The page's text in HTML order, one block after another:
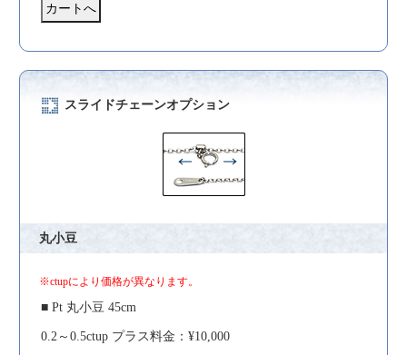
スライドチェーンオプション
丸小豆
※ctupにより価格が異なります。
■ Pt 丸小豆 45cm
0.2～0.5ctup プラス料金：¥10,000